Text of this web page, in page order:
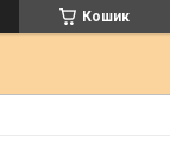
Кошик